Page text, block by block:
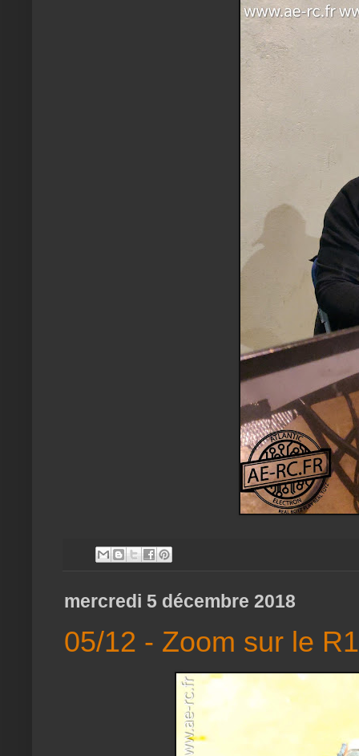
mercredi 5 décembre 2018
05/12 - Zoom sur le